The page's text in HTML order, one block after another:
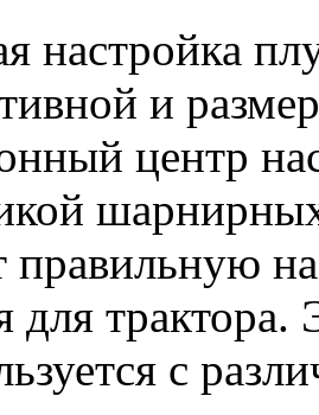
настройка
и
центр
правильную
для трактора.
с